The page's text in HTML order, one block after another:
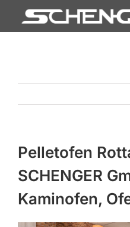
Inhalt
HÄNDLERSUCHE
UNTERNEHMEN
PROFIL
Pelletofen
SCHENGER
Kaminofen,